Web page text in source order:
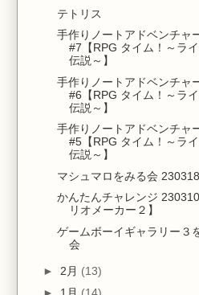
テトリス
手作りノートアドベンチャ
#7【RPG タイム！～ラ
伝説～】
手作りノートアドベンチャ
#6【RPG タイム！～ラ
伝説～】
手作りノートアドベンチャ
#5【RPG タイム！～ラ
伝説～】
マシュマロをみる会 230318
かんたんチャレンジ
リオメーカー２】
ゲームボーイギャラリー３
会
► 2月 (13)
► 1月 (14)